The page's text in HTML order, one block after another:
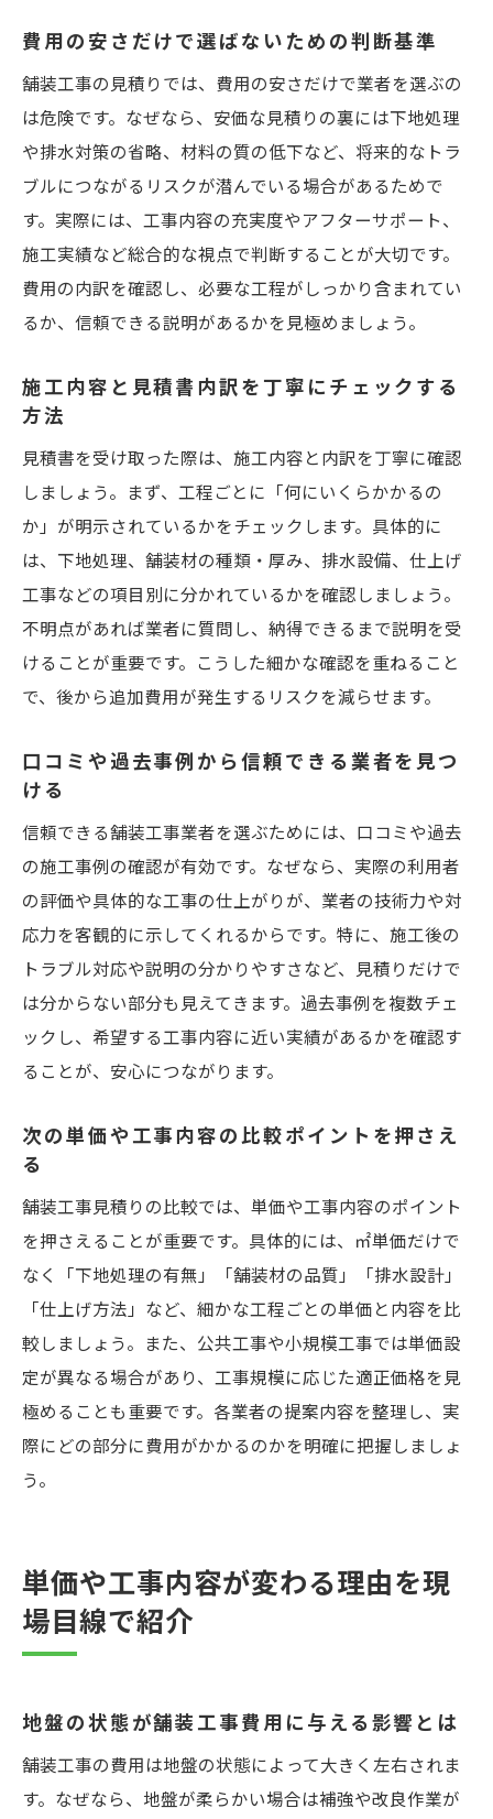
費用の安さだけで選ばないための判断基準
舗装工事の見積りでは、費用の安さだけで業者を選ぶの
は危険です。なぜなら、安価な見積りの裏には下地処理
や排水対策の省略、材料の質の低下など、将来的なトラ
ブルにつながるリスクが潜んでいる場合があるためで
す。実際には、工事内容の充実度やアフターサポート、
施工実績など総合的な視点で判断することが大切です。
費用の内訳を確認し、必要な工程がしっかり含まれてい
るか、信頼できる説明があるかを見極めましょう。
施工内容と見積書内訳を丁寧にチェックする
方法
見積書を受け取った際は、施工内容と内訳を丁寧に確認
しましょう。まず、工程ごとに「何にいくらかかるの
か」が明示されているかをチェックします。具体的に
は、下地処理、舗装材の種類・厚み、排水設備、仕上げ
工事などの項目別に分かれているかを確認しましょう。
不明点があれば業者に質問し、納得できるまで説明を受
けることが重要です。こうした細かな確認を重ねること
で、後から追加費用が発生するリスクを減らせます。
口コミや過去事例から信頼できる業者を見つ
ける
信頼できる舗装工事業者を選ぶためには、口コミや過去
の施工事例の確認が有効です。なぜなら、実際の利用者
の評価や具体的な工事の仕上がりが、業者の技術力や対
応力を客観的に示してくれるからです。特に、施工後の
トラブル対応や説明の分かりやすさなど、見積りだけで
は分からない部分も見えてきます。過去事例を複数チェ
ックし、希望する工事内容に近い実績があるかを確認す
ることが、安心につながります。
次の単価や工事内容の比較ポイントを押さえ
る
舗装工事見積りの比較では、単価や工事内容のポイント
を押さえることが重要です。具体的には、㎡単価だけで
なく「下地処理の有無」「舗装材の品質」「排水設計」
「仕上げ方法」など、細かな工程ごとの単価と内容を比
較しましょう。また、公共工事や小規模工事では単価設
定が異なる場合があり、工事規模に応じた適正価格を見
極めることも重要です。各業者の提案内容を整理し、実
際にどの部分に費用がかかるのかを明確に把握しましょ
う。
単価や工事内容が変わる理由を現
場目線で紹介
地盤の状態が舗装工事費用に与える影響とは
舗装工事の費用は地盤の状態によって大きく左右されま
す。なぜなら、地盤が柔らかい場合は補強や改良作業が